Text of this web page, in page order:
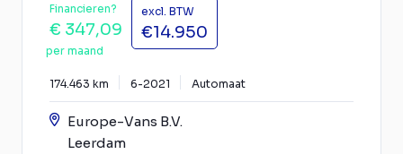
Financieren?
€ 347,09
per maand
excl. BTW
€14.950
174.463 km 6-2021 Automaat
Europe-Vans B.V.
Leerdam